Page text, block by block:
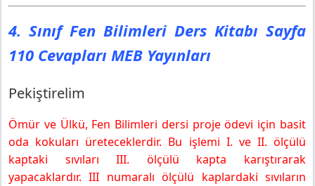
4. Sınıf Fen Bilimleri Ders Kitabı Sayfa
110 Cevapları MEB Yayınları
Pekiştirelim
Ömür ve Ülkü, Fen Bilimleri dersi proje ödevi için basit
oda kokuları üreteceklerdir. Bu işlemi I. ve II. ölçülü
kaptaki sıvıları III. ölçülü kapta karıştırarak
yapacaklardır. III numaralı ölçülü kaplardaki sıvıların